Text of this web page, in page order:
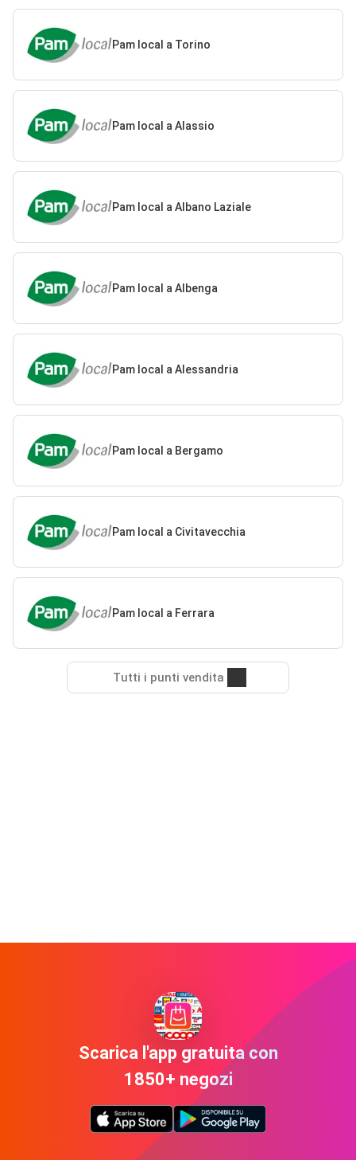
Pam local a Torino
Pam local a Alassio
Pam local a Albano Laziale
Pam local a Albenga
Pam local a Alessandria
Pam local a Bergamo
Pam local a Civitavecchia
Pam local a Ferrara
Tutti i punti vendita
Scarica l'app gratuita con
1850+ negozi